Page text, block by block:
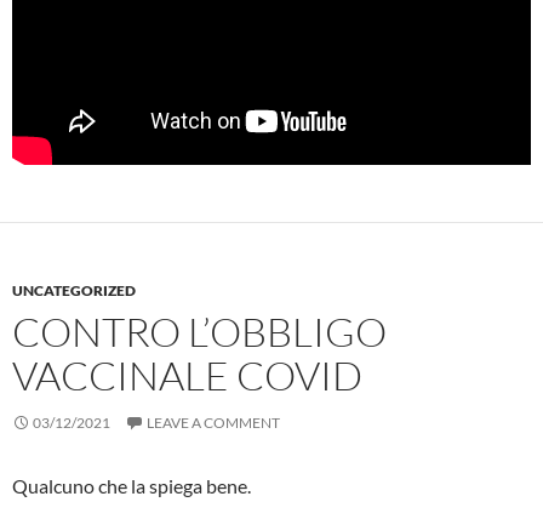
UNCATEGORIZED
CONTRO L’OBBLIGO
VACCINALE COVID
03/12/2021 LEAVE A COMMENT
Qualcuno che la spiega bene.